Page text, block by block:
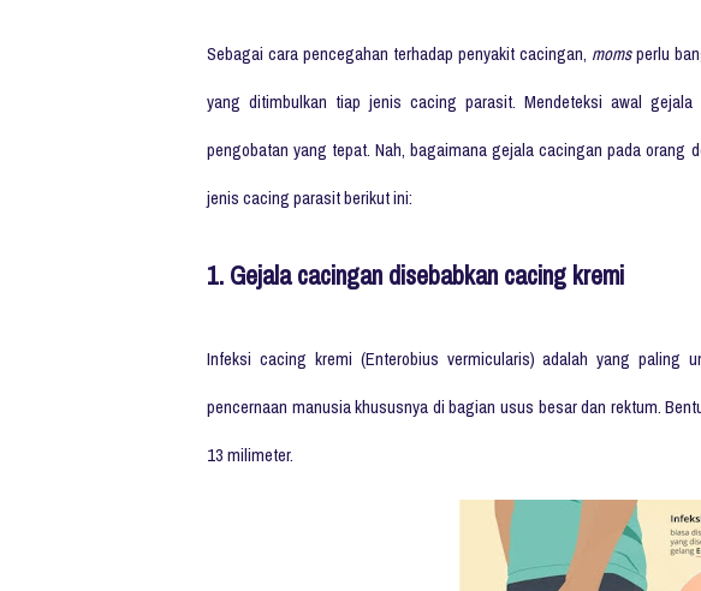
Sebagai cara pencegahan terhadap penyakit cacingan, momsperlu
yang ditimbulkan tiap jenis cacing parasit. Mendeteksi awal
pengobatan yang tepat. Nah, bagaimana gejala cacingan pada orang
jenis cacing parasit berikut ini:
1. Gejala cacingan disebabkan cacing kremi
Infeksi cacing kremi (Enterobius vermicularis) adalah yang paling
pencernaan manusia khususnya di bagian usus besar dan rektum.
13 milimeter.